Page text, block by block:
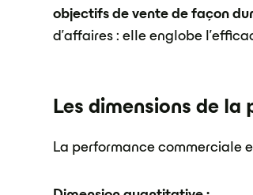
objectifs de vente de façon
d'affaires : elle englobe
Les dimensions de
La performance commerciale